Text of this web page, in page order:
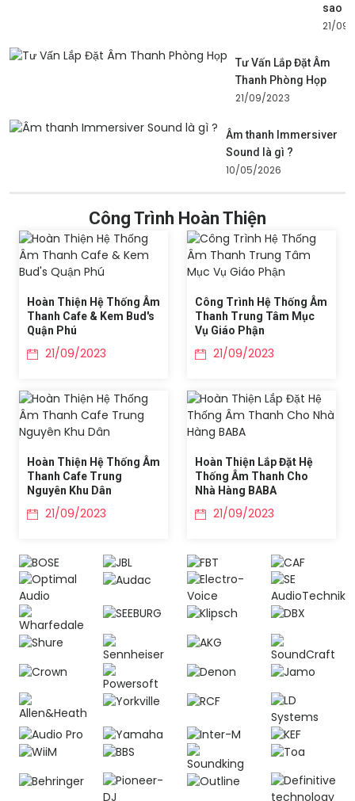
sao
21/
Tư Vấn Lắp Đặt Âm
Thanh Phòng Họp
21/09/2023
Âm thanh Immersiver
Sound là gì ?
10/05/2026
Công Trình Hoàn Thiện
Hoàn Thiện Hệ Thống Âm
Thanh Cafe & Kem Bud's
Quận Phú
21/09/2023
Công Trình Hệ Thống Âm
Thanh Trung Tâm Mục
Vụ Giáo Phận
21/09/2023
Hoàn Thiện Hệ Thống Âm
Thanh Cafe Trung
Nguyên Khu Dân
21/09/2023
Hoàn Thiện Lắp Đặt Hệ
Thống Âm Thanh Cho
Nhà Hàng BABA
21/09/2023